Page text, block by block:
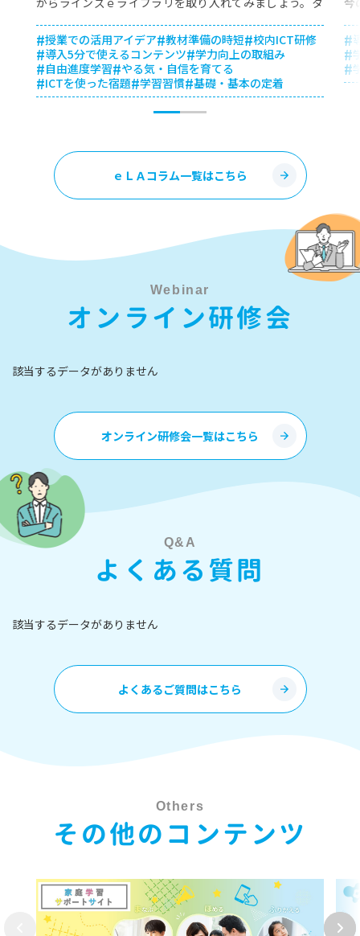
ブレットで学習する機会を増やしながら、子どもの理解
度に合わせて知識を定着させる活用例を紹介します。
授業での活用アイデア 教材準備の時短 校内ICT研修
導入5分で使えるコンテンツ 学力向上の取組み
自由進度学習
やる気・自信を育てる
ICTを使った宿題 学習習慣 基礎・基本の定着
ま
次
期
本
つ
覧
児
ｅＬＡコラム一覧はこちら
Webinar
オンライン研修会
該当するデータがありません
オンライン研修会一覧はこちら
Q&A
よくある質問
該当するデータがありません
よくあるご質問はこちら
Others
その他のコンテンツ